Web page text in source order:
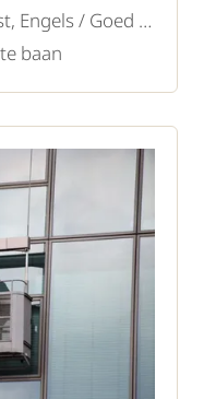
Nederlands / Niet vereist, Engels / Goed / Voldoende
baan